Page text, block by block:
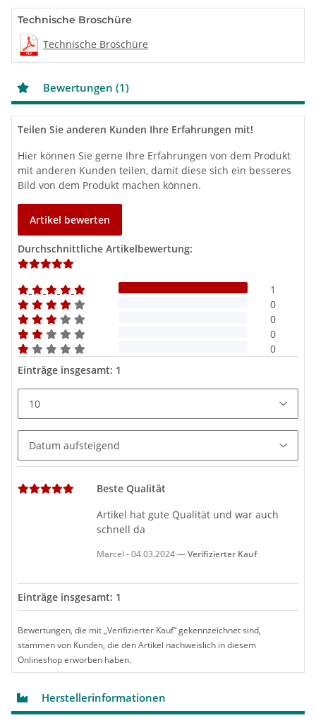
Technische Broschüre
Technische Broschüre
Bewertungen (1)
Durchschnittliche Artikelbewertung:
1
0
0
0
0
Teilen Sie anderen Kunden Ihre Erfahrungen mit!
Hier können Sie gerne Ihre Erfahrungen von dem Produkt
mit anderen Kunden teilen, damit diese sich ein besseres
Bild von dem Produkt machen können.
Artikel bewerten
Einträge insgesamt: 1
Beste Qualität
Artikel hat gute Qualität und war auch
schnell da
Marcel -04.03.2024 Verifizierter Kauf
Einträge insgesamt: 1
Bewertungen, die mit „Verifizierter Kauf“ gekennzeichnet sind,
stammen von Kunden, die den Artikel nachweislich in diesem
Onlineshop erworben haben.
Herstellerinformationen